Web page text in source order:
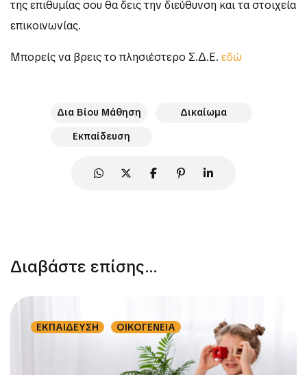
της επιθυμίας σου θα δεις την διεύθυνση και τα στοιχεία
επικοινωνίας.
Μπορείς να βρεις το πλησιέστερο Σ.Δ.Ε. εδώ
Δια Βίου Μάθηση
Δικαίωμα
Εκπαίδευση
Διαβάστε επίσης...
ΕΚΠΑΙΔΕΥΣΗ ΟΙΚΟΓΕΝΕΙΑ